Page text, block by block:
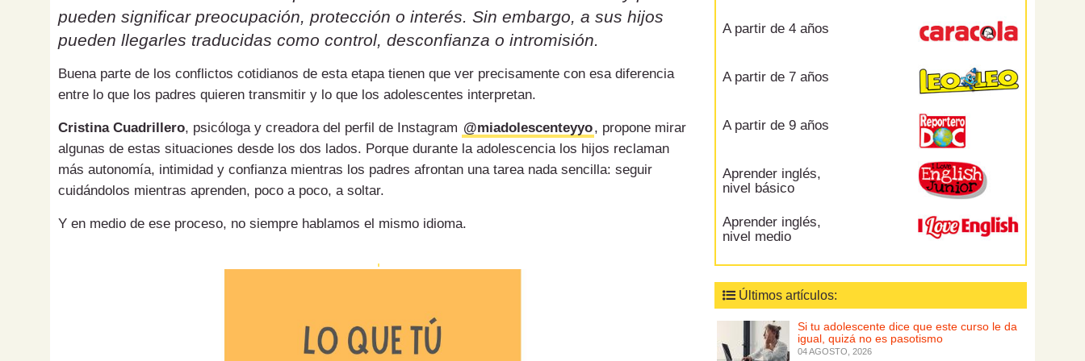
pueden significar preocupación, protección o interés. Sin embargo, a sus hijos
pueden llegarles traducidas como control, desconfianza o intromisión.
Buena parte de los conflictos cotidianos de esta etapa tienen que ver precisamente con esa diferencia
entre lo que los padres quieren transmitir y lo que los adolescentes interpretan.
Cristina Cuadrillero, psicóloga y creadora del perfil de Instagram @miadolescenteyyo, propone mirar
algunas de estas situaciones desde los dos lados. Porque durante la adolescencia los hijos reclaman
más autonomía, intimidad y confianza mientras los padres afrontan una tarea nada sencilla: seguir
cuidándolos mientras aprenden, poco a poco, a soltar.
Y en medio de ese proceso, no siempre hablamos el mismo idioma.
A partir de 4 años
A partir de 7 años
A partir de 9 años
Aprender inglés,
nivel básico
Aprender inglés,
nivel medio
Últimos artículos:
Si tu adolescente dice que este curso le da
igual, quizá no es pasotismo
04 AGOSTO, 2026